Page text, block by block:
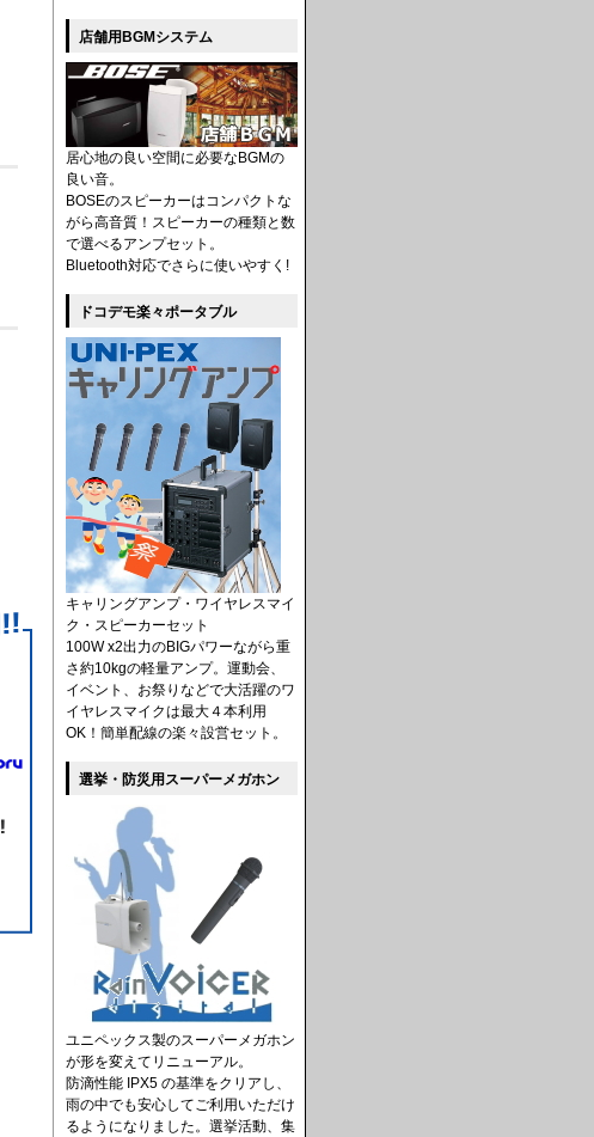
店舗用BGMシステム
居心地の良い空間に必要なBGMの
良い音。
BOSEのスピーカーはコンパクトな
がら高音質！スピーカーの種類と数
で選べるアンプセット。
Bluetooth対応でさらに使いやすく!
ドコデモ楽々ポータブル
キャリングアンプ・ワイヤレスマイ
ク・スピーカーセット
100W x2出力のBIGパワーながら重
さ約10kgの軽量アンプ。運動会、
イベント、お祭りなどで大活躍のワ
イヤレスマイクは最大４本利用
OK！簡単配線の楽々設営セット。
選挙・防災用スーパーメガホン
ユニペックス製のスーパーメガホン
が形を変えてリニューアル。
防滴性能 IPX5 の基準をクリアし、
雨の中でも安心してご利用いただけ
るようになりました。選挙活動、集